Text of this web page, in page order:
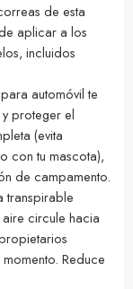
de esta
aplicar a los
incluidos
automóvil te
proteger el
(evita
con tu mascota),
de campamento.
transpirable
circule hacia
Reduce